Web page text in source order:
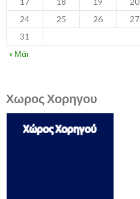
24
25 26 27
31
« Μάι
Χωρος Χορηγου